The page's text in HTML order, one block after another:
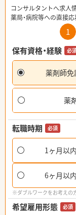
コンサルタントへ求人
薬局・病院等への直接
1
保有資格・経験
必
薬剤師免
薬
転職時期 必須
1ヶ月以内
6ヶ月以内
※ダブルワークをお考えの
希望雇用形態 必須